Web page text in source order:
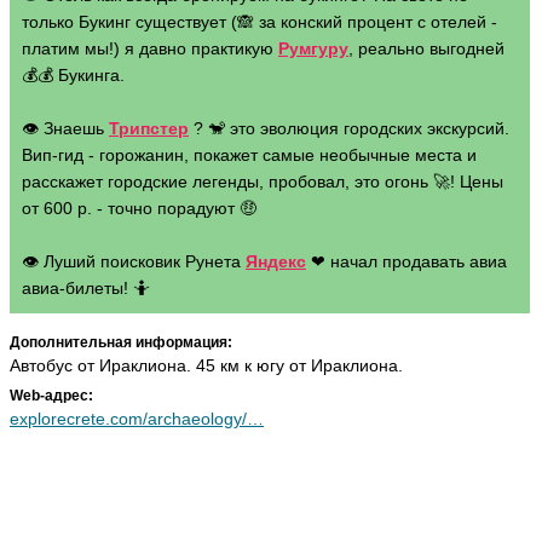
только Букинг существует (🙈 за конский процент с отелей -
платим мы!) я давно практикую Румгуру , реально выгодней
💰💰 Букинга.
👁 Знаешь Трипстер ? 🐒 это эволюция городских экскурсий.
Вип-гид - горожанин, покажет самые необычные места и
расскажет городские легенды, пробовал, это огонь 🚀! Цены
от 600 р. - точно порадуют 🤑
👁 Луший поисковик Рунета Яндекс ❤ начал продавать авиа
авиа-билеты! 🤷
Дополнительная информация:
Автобус от Ираклиона. 45 км к югу от Ираклиона.
Web-адрес:
explorecrete.com/archaeology/…